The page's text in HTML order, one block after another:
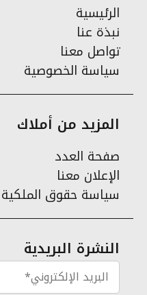
الرئيسية
نبذة عنا
تواصل معنا
سياسة الخصوصية
المزيد من أملاك
صفحة العدد
الإعلان معنا
سياسة حقوق الملكية
النشرة البريدية